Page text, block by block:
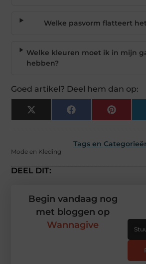
Welke pasvorm flatteert
Welke kleuren moet ik in mijn
hebben?
Goed artikel? Deel hem dan op:
X
(Twitter)
Facebook
Tags en
Mode en Kleding
DEEL DIT:
Begin vandaag nog
met bloggen op
Wannagive